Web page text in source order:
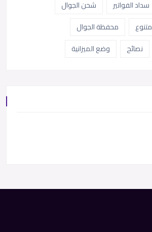
سداد الفواتير
شحن الجوال
متنوع
محفظة الجوال
نصائح وضع الميزانية